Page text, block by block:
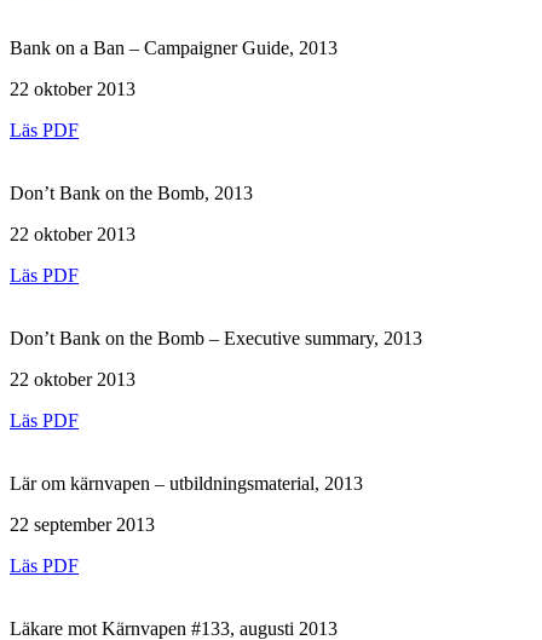
Bank on a Ban – Campaigner Guide, 2013
22 oktober 2013
Läs PDF
Don’t Bank on the Bomb, 2013
22 oktober 2013
Läs PDF
Don’t Bank on the Bomb – Executive summary, 2013
22 oktober 2013
Läs PDF
Lär om kärnvapen – utbildningsmaterial, 2013
22 september 2013
Läs PDF
Läkare mot Kärnvapen #133, augusti 2013